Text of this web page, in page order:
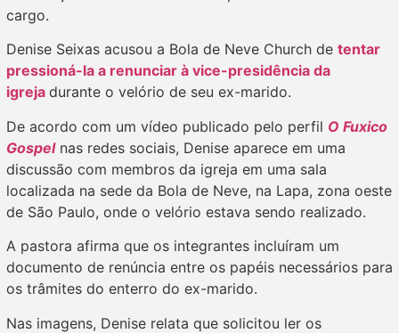
cargo.
Denise Seixas acusou a Bola de Neve Church de tentar
pressioná-la a renunciar à vice-presidência da
igreja durante o velório de seu ex-marido.
De acordo com um vídeo publicado pelo perfil O Fuxico
Gospelnas redes sociais, Denise aparece em uma
discussão com membros da igreja em uma sala
localizada na sede da Bola de Neve, na Lapa, zona oeste
de São Paulo, onde o velório estava sendo realizado.
A pastora afirma que os integrantes incluíram um
documento de renúncia entre os papéis necessários para
os trâmites do enterro do ex-marido.
Nas imagens, Denise relata que solicitou ler os